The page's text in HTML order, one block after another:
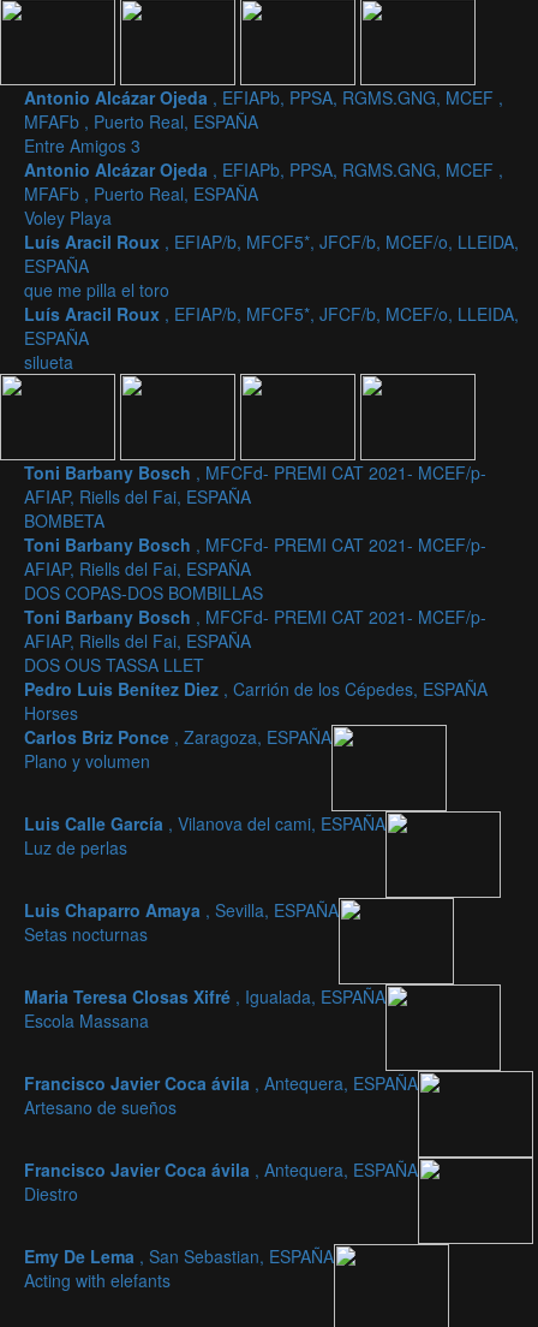
Antonio Alcázar Ojeda , EFIAPb, PPSA, RGMS.GNG, MCEF ,
MFAFb , Puerto Real, ESPAÑA
Entre Amigos 3
Antonio Alcázar Ojeda , EFIAPb, PPSA, RGMS.GNG, MCEF ,
MFAFb , Puerto Real, ESPAÑA
Voley Playa
Luís Aracil Roux , EFIAP/b, MFCF5*, JFCF/b, MCEF/o, LLEIDA,
ESPAÑA
que me pilla el toro
Luís Aracil Roux , EFIAP/b, MFCF5*, JFCF/b, MCEF/o, LLEIDA,
ESPAÑA
silueta
Toni Barbany Bosch , MFCFd- PREMI CAT 2021- MCEF/p-
AFIAP, Riells del Fai, ESPAÑA
BOMBETA
Toni Barbany Bosch , MFCFd- PREMI CAT 2021- MCEF/p-
AFIAP, Riells del Fai, ESPAÑA
DOS COPAS-DOS BOMBILLAS
Toni Barbany Bosch , MFCFd- PREMI CAT 2021- MCEF/p-
AFIAP, Riells del Fai, ESPAÑA
DOS OUS TASSA LLET
Pedro Luis Benítez Diez , Carrión de los Cépedes, ESPAÑA
Horses
Carlos Briz Ponce , Zaragoza, ESPAÑA
Plano y volumen
Luis Calle García , Vilanova del cami, ESPAÑA
Luz de perlas
Luis Chaparro Amaya , Sevilla, ESPAÑA
Setas nocturnas
Maria Teresa Closas Xifré , Igualada, ESPAÑA
Escola Massana
Francisco Javier Coca ávila , Antequera, ESPAÑA
Artesano de sueños
Francisco Javier Coca ávila , Antequera, ESPAÑA
Diestro
Emy De Lema , San Sebastian, ESPAÑA
Acting with elefants